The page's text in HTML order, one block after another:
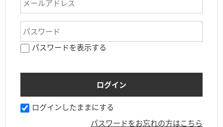
パスワードを表示する
ログインしたままにする
パスワードをお忘れの方はこちら